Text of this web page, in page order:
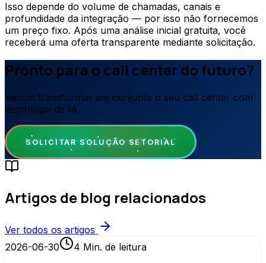
Isso depende do volume de chamadas, canais e
profundidade da integração — por isso não fornecemos
um preço fixo. Após uma análise inicial gratuita, você
receberá uma oferta transparente mediante solicitação.
Pronto para o call center do futuro?
Vamos transformar em conjunto o seu call center com
tecnologia de IA.
SOLICITAR SOLUÇÃO SETORIAL
Artigos de blog relacionados
Ver todos os artigos
2026-06-30
4 Min. de leitura